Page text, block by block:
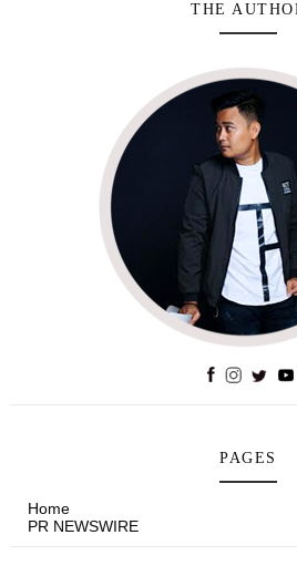
THE
PAGES
Home
PR NEWSWIRE